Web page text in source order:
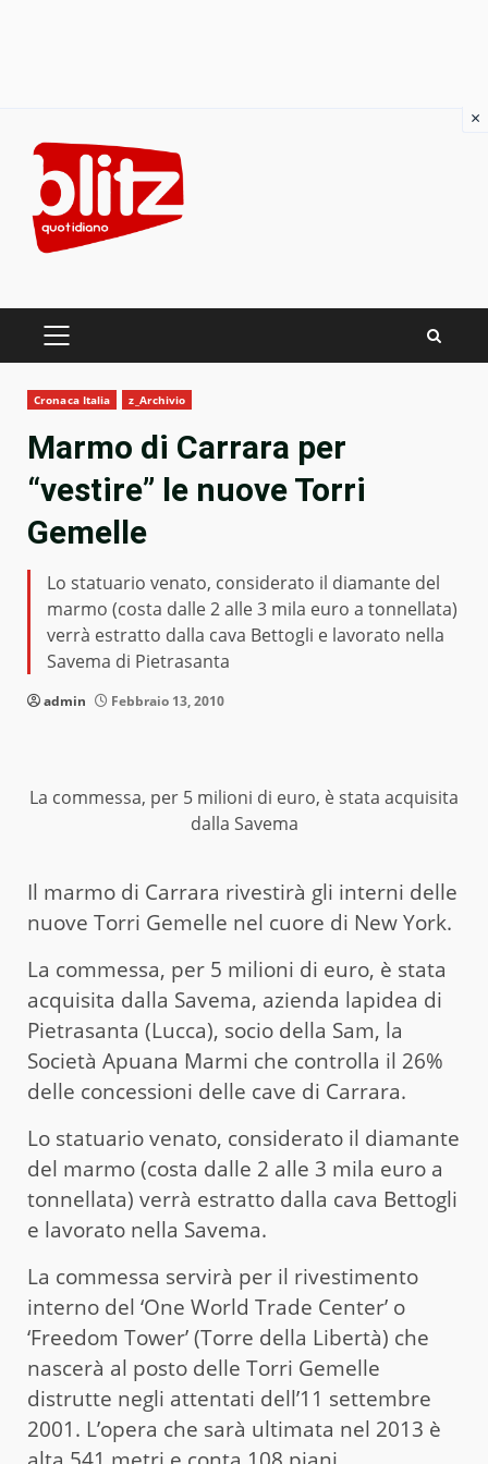
content
PRIMARY
Cronaca Italia z_Archivio
Marmo di Carrara per
“vestire” le nuove Torri
Gemelle
Lo statuario venato, considerato il diamante del
marmo (costa dalle 2 alle 3 mila euro a tonnellata)
verrà estratto dalla cava Bettogli e lavorato nella
Savema di Pietrasanta
admin Febbraio 13, 2010
La commessa, per 5 milioni di euro, è stata acquisita
dalla Savema
Il marmo di Carrara rivestirà gli interni delle
nuove Torri Gemelle nel cuore di New York.
La commessa, per 5 milioni di euro, è stata
acquisita dalla Savema, azienda lapidea di
Pietrasanta (Lucca), socio della Sam, la
Società Apuana Marmi che controlla il 26%
delle concessioni delle cave di Carrara.
Lo statuario venato, considerato il diamante
del marmo (costa dalle 2 alle 3 mila euro a
tonnellata) verrà estratto dalla cava Bettogli
e lavorato nella Savema.
La commessa servirà per il rivestimento
interno del ‘One World Trade Center’ o
‘Freedom Tower’ (Torre della Libertà) che
nascerà al posto delle Torri Gemelle
distrutte negli attentati dell’11 settembre
2001. L’opera che sarà ultimata nel 2013 è
×